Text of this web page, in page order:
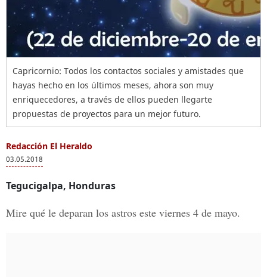
Capricornio: Todos los contactos sociales y amistades que
hayas hecho en los últimos meses, ahora son muy
enriquecedores, a través de ellos pueden llegarte
propuestas de proyectos para un mejor futuro.
Redacción El Heraldo
03.05.2018
Tegucigalpa, Honduras
Mire qué le deparan los astros este viernes 4 de mayo.